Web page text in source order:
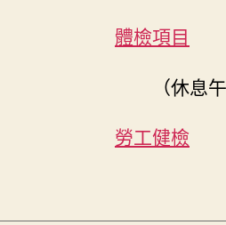
體檢項目
（休息
勞工健檢